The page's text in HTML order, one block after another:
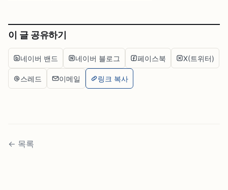
이 글 공유하기
네이버 밴드 네이버 블로그 페이스북 X(트위터)
스레드 이메일 링크 복사
← 목록